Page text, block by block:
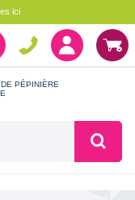
ici
PÉPINIÈRE